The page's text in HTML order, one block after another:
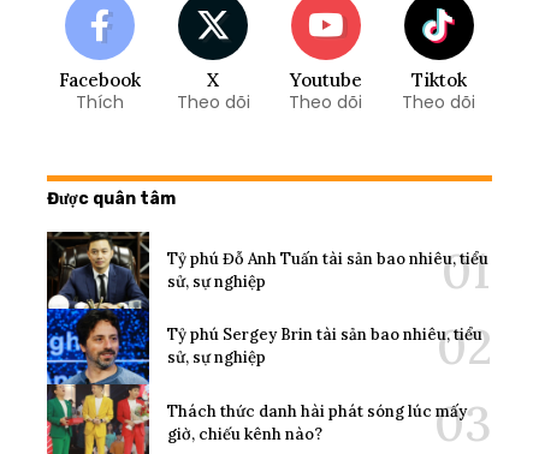
Facebook
Thích
X
Theo dõi
Youtube
Theo dõi
Tiktok
Theo dõi
Được quân tâm
Tỷ phú Đỗ Anh Tuấn tài sản bao nhiêu, tiểu
sử, sự nghiệp
Tỷ phú Sergey Brin tài sản bao nhiêu, tiểu
sử, sự nghiệp
Thách thức danh hài phát sóng lúc mấy
giờ, chiếu kênh nào?